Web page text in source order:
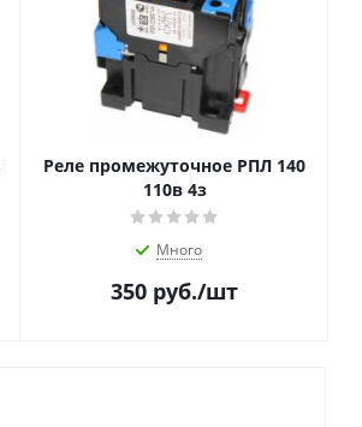
Реле промежуточное РПЛ 140
110в 4з
Много
350 руб./шт